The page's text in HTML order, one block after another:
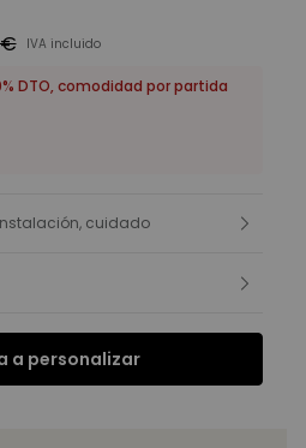
IVA incluido
DTO, comodidad por partida
cuidado
a personalizar